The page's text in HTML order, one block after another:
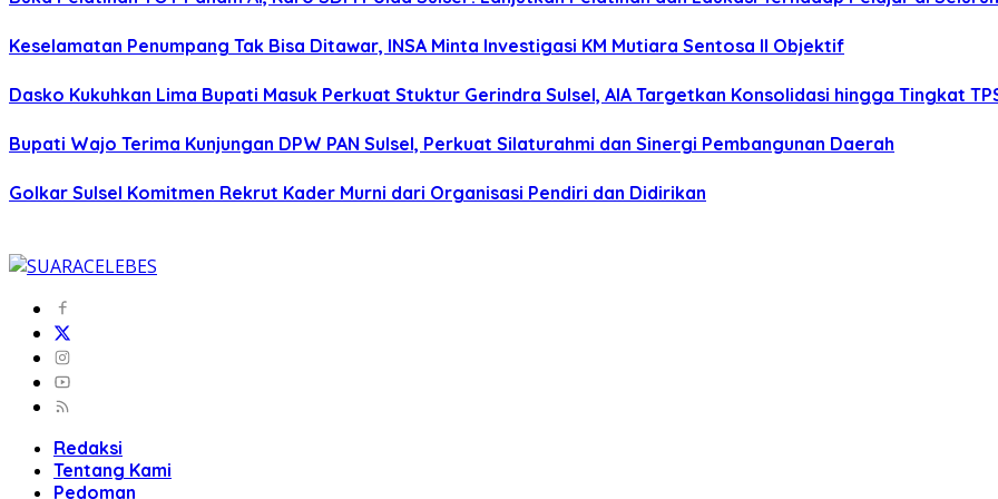
Keselamatan Penumpang Tak Bisa Ditawar, INSA Minta Investigasi KM Mutiara Sentosa II Objektif
Dasko Kukuhkan Lima Bupati Masuk Perkuat Stuktur Gerindra Sulsel, AIA Targetkan Konsolidasi hingga Tingkat
Bupati Wajo Terima Kunjungan DPW PAN Sulsel, Perkuat Silaturahmi dan Sinergi Pembangunan Daerah
Golkar Sulsel Komitmen Rekrut Kader Murni dari Organisasi Pendiri dan Didirikan
Redaksi
Tentang Kami
Pedoman